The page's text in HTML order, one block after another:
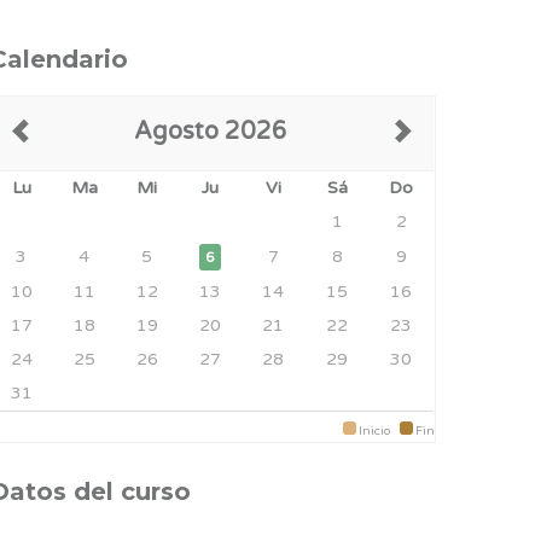
Agosto 2026
Lu Ma Mi Ju Vi Sá
Do
1
2
3
4 5 6 7 8
9
10
11 12 13 14 15
16
17
18 19 20 21 22
23
24
25 26 27 28 29
30
31
Inicio Fin
del curso